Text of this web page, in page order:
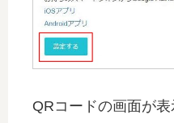
QRコードの画面が